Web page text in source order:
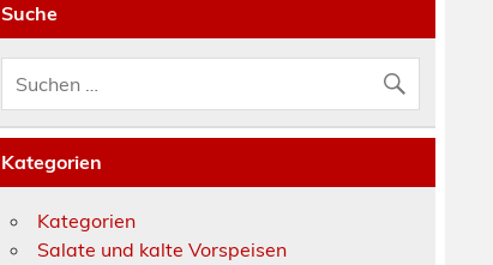
Suche
Kategorien
Kategorien
Salate und kalte Vorspeisen